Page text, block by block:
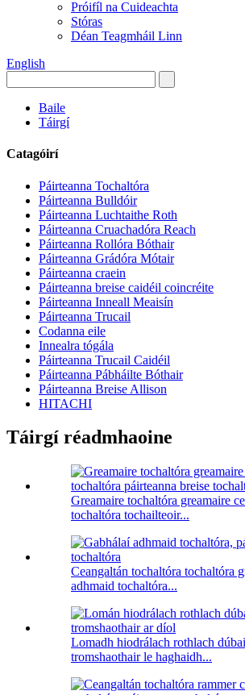
Próifíl na Cuideachta
Stóras
Déan Teagmháil Linn
English
Baile
Táirgí
Catagóirí
Páirteanna Tochaltóra
Páirteanna Bulldóir
Páirteanna Luchtaithe Roth
Páirteanna Cruachadóra Reach
Páirteanna Rollóra Bóthair
Páirteanna Grádóra Mótair
Páirteanna craein
Páirteanna breise caidéil coincréite
Páirteanna Inneall Meaisín
Páirteanna Trucail
Codanna eile
Innealra tógála
Páirteanna Trucail Caidéil
Páirteanna Pábháilte Bóthair
Páirteanna Breise Allison
HITACHI
Táirgí réadmhaoine
Greamaire tochaltóra greamaire
tochaltóra tochailteoir...
Ceangaltán tochaltóra tochaltóra
adhmaid tochaltóra...
Lomadh hiodrálach rothlach
tromshaothair le haghaidh...